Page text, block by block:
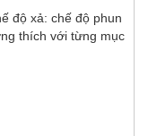
độ xả: chế độ phun
thích với từng mục